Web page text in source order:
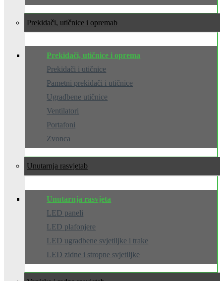
Prekidači, utičnice i oprema
Prekidači, utičnice i oprema
Prekidači i utičnice
Pametni prekidači i utičnice
Ugradbene utičnice
Ventilatori
Portafoni
Zvonca
Unutarnja rasvjeta
Unutarnja rasvjeta
LED paneli
LED plafonjere
LED ugradbene svjetiljke i trake
LED zidne i stropne svjetiljke